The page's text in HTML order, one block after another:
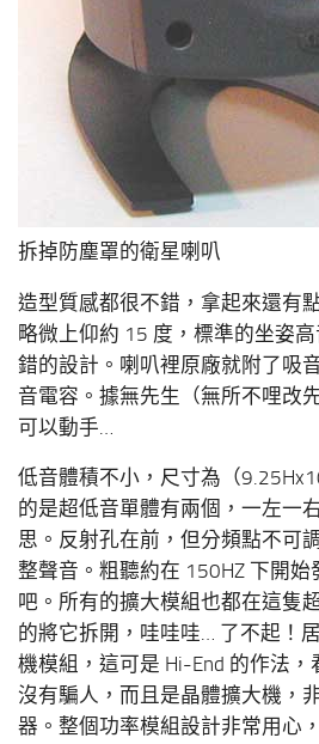
拆掉防塵罩的衛星喇叭
造型質感都很不錯，拿起來還有
略微上仰約 15 度，標準的坐姿
錯的設計。喇叭裡原廠就附了吸
音電容。據無先生（無所不哩改
可以動手…
低音體積不小，尺寸為（
的是超低音單體有兩個，一左一
思。反射孔在前，但分頻點不可
整聲音。粗聽約在 150HZ 下開始
吧。所有的擴大模組也都在這隻
的將它拆開，哇哇哇… 了不起！
機模組，這可是 Hi-End 的作法
沒有騙人，而且是晶體擴大機，
器。整個功率模組設計非常用心